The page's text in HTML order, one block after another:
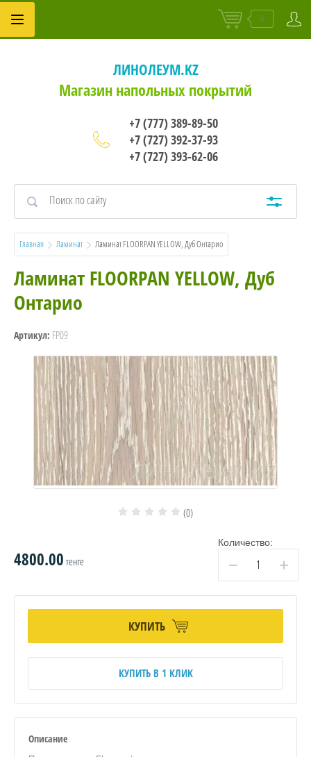
0
ЛИНОЛЕУМ.KZ
Магазин напольных покрытий
+7 (777) 389-89-50
+7 (727) 392-37-93
+7 (727) 393-62-06
Главная Ламинат
  Ламинат FLOORPAN YELLOW, Дуб Онтарио
Ламинат FLOORPAN YELLOW, Дуб
Онтарио
Артикул: FP09
(0)
4800.00 тенге
Количество:
− +
КУПИТЬ
КУПИТЬ В 1 КЛИК
Описание